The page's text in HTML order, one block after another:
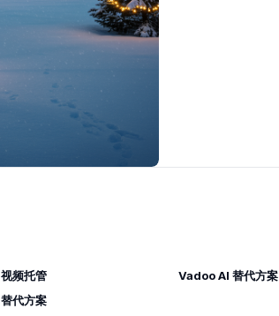
视频托管
替代方案
Vadoo AI 替代方案